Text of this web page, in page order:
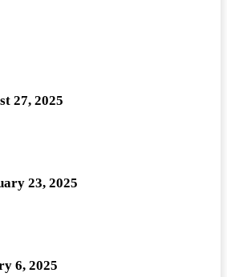
27, 2025
23, 2025
6, 2025